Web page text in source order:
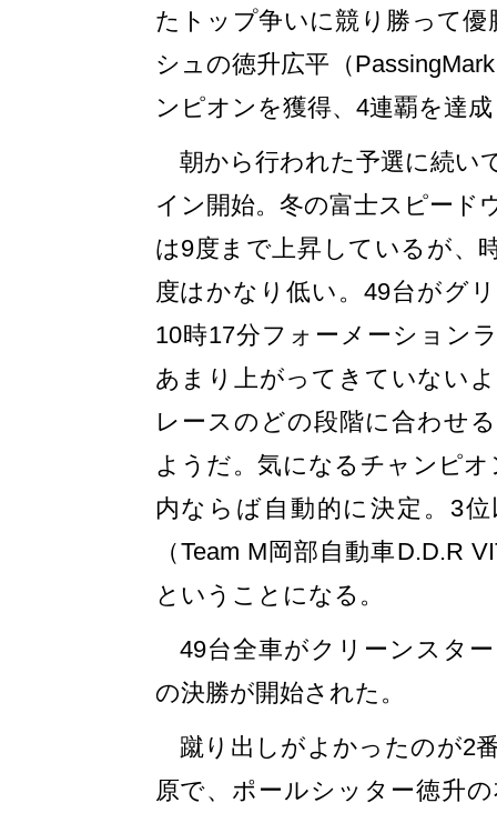
たトップ争いに競り勝って
シュの徳升広平（
ンピオンを獲得、4連覇を達
朝から行われた予選に続い
イン開始。冬の富士スピード
は9度まで上昇しているが、
度はかなり低い。49台がグ
10時17分フォーメーション
あまり上がってきていない
レースのどの段階に合わせ
ようだ。気になるチャンピ
内ならば自動的に決定。3
（Team M岡部自動車D.D.R
ということになる。
49台全車がクリーンスタ
の決勝が開始された。
蹴り出しがよかったのが2
原で、ポールシッター徳升